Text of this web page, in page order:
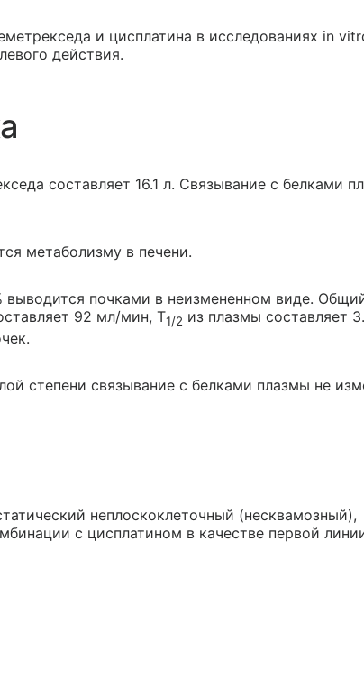
и цисплатина в исследованиях in
действия.
составляет 16.1 л. Связывание с белками
метаболизму в печени.
выводится почками в неизмененном виде.
92 мл/мин, T1/2 из плазмы составляет
степени связывание с белками плазмы не
неплоскоклеточный (несквамозный),
с цисплатином в качестве первой